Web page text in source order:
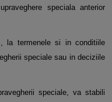
speciala anterior
la termenele si in conditiile
speciale sau in deciziile
speciale, va stabili